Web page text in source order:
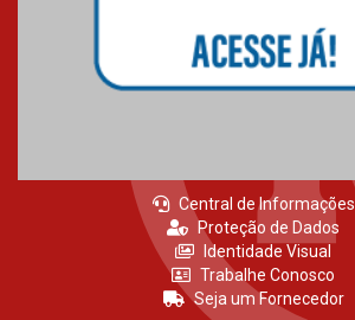
Central de Informações
Proteção de Dados
Identidade Visual
Trabalhe Conosco
Seja um Fornecedor